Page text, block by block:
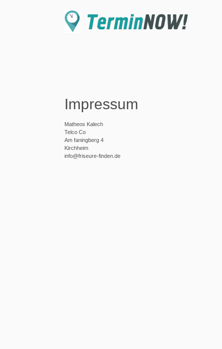
Impressum
Matheos Kalech
Telco Co
Am faningberg 4
Kirchheim
info@friseure-finden.de